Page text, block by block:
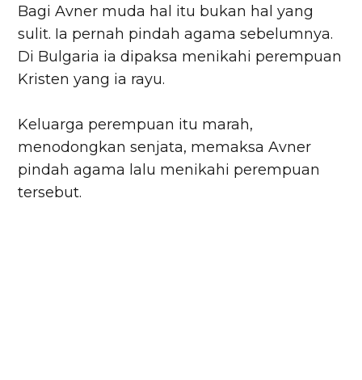
Bagi Avner muda hal itu bukan hal yang
sulit. Ia pernah pindah agama sebelumnya.
Di Bulgaria ia dipaksa menikahi perempuan
Kristen yang ia rayu.
Keluarga perempuan itu marah,
menodongkan senjata, memaksa Avner
pindah agama lalu menikahi perempuan
tersebut.